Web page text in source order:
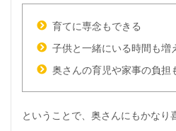
育てに専念もできる
子供と一緒にいる時間も増
奥さんの育児や家事の負担
ということで、奥さんにもかなり